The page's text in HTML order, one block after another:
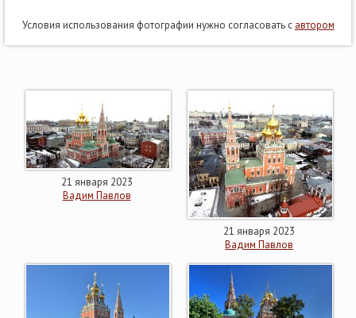
Условия использования фотографии нужно согласовать с автором
21 января 2023
Вадим Павлов
21 января 2023
Вадим Павлов